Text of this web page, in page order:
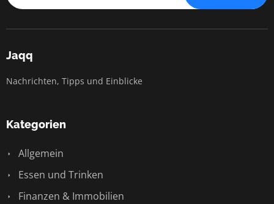
Jaqq
Nachrichten, Tipps und Einblicke
Kategorien
Allgemein
Essen und Trinken
Finanzen & Immobilien